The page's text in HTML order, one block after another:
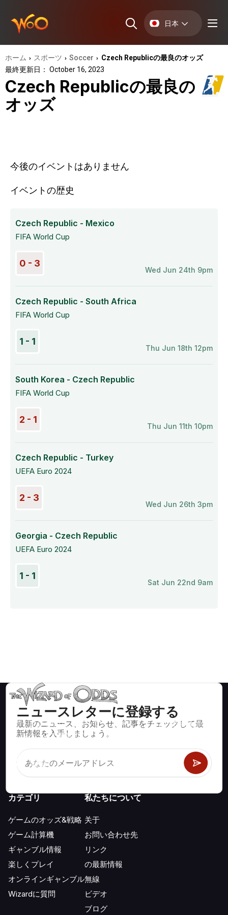
日本
ホーム › スポーツ › Soccer › Czech Republicの最良のオッズ
最終更新日： October 16, 2023
Czech Republicの最良の
オッズ
今後のイベントはありません
イベントの歴史
Czech Republic - Mexico
FIFA World Cup
0 - 3
Wed Jun 24th 9pm
Czech Republic - South Africa
FIFA World Cup
1 - 1
Thu Jun 18th 12pm
South Korea - Czech Republic
FIFA World Cup
2 - 1
Thu Jun 11th 10pm
Czech Republic - Turkey
UEFA Euro 2024
2 - 3
Wed Jun 26th 3pm
Georgia - Czech Republic
UEFA Euro 2024
1 - 1
Sat Jun 22nd 9am
ニュースレターに登録する
最新のニュース、お知らせ、記事をチェックして最
新情報を入手しましょう。
ブラックジャック、クラップス、ルーレットなど、数百種類の
カジノゲームで数学的に正しい戦略と情報。
カテゴリ
ゲームのオッズ&戦略
ゲーム計算機
ギャンブル情報
楽しくプレイ
オンラインギャンブル
Wizardに質問
私たちについて
关于
お問い合わせ先
リンク
の最新情報
無線
ビデオ
ブログ